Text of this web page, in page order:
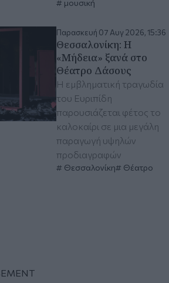
μουσική
Παρασκευή 07 Αυγ 2026, 15:36
Θεσσαλονίκη: Η
«Μήδεια» ξανά στο
Θέατρο Δάσους
Η εμβληματική τραγωδία
του Ευριπίδη
παρουσιάζεται φέτος το
καλοκαίρι σε μια μεγάλη
παραγωγή υψηλών
προδιαγραφών
Θεσσαλονίκη Θέατρο